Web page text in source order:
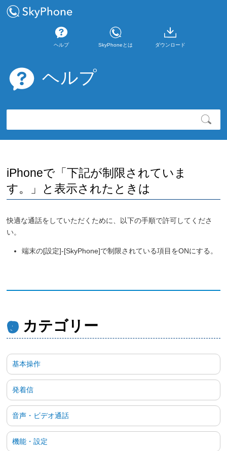
ヘルプ SkyPhoneとは ダウンロード
ヘルプ
iPhoneで「下記が制限されていま
す。」と表示されたときは
快適な通話をしていただくために、以下の手順で許可してくださ
い。
端末の[設定]-[SkyPhone]で制限されている項目をONにする。
カテゴリー
基本操作
発着信
音声・ビデオ通話
機能・設定